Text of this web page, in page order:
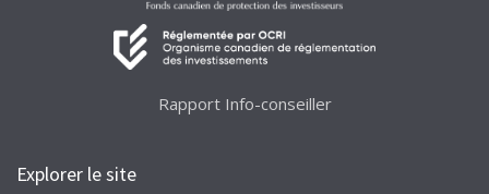
Rapport Info-conseiller
Explorer le site